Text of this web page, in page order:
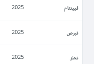
فييتنام 2025
قبرص 2025
قطر 2025